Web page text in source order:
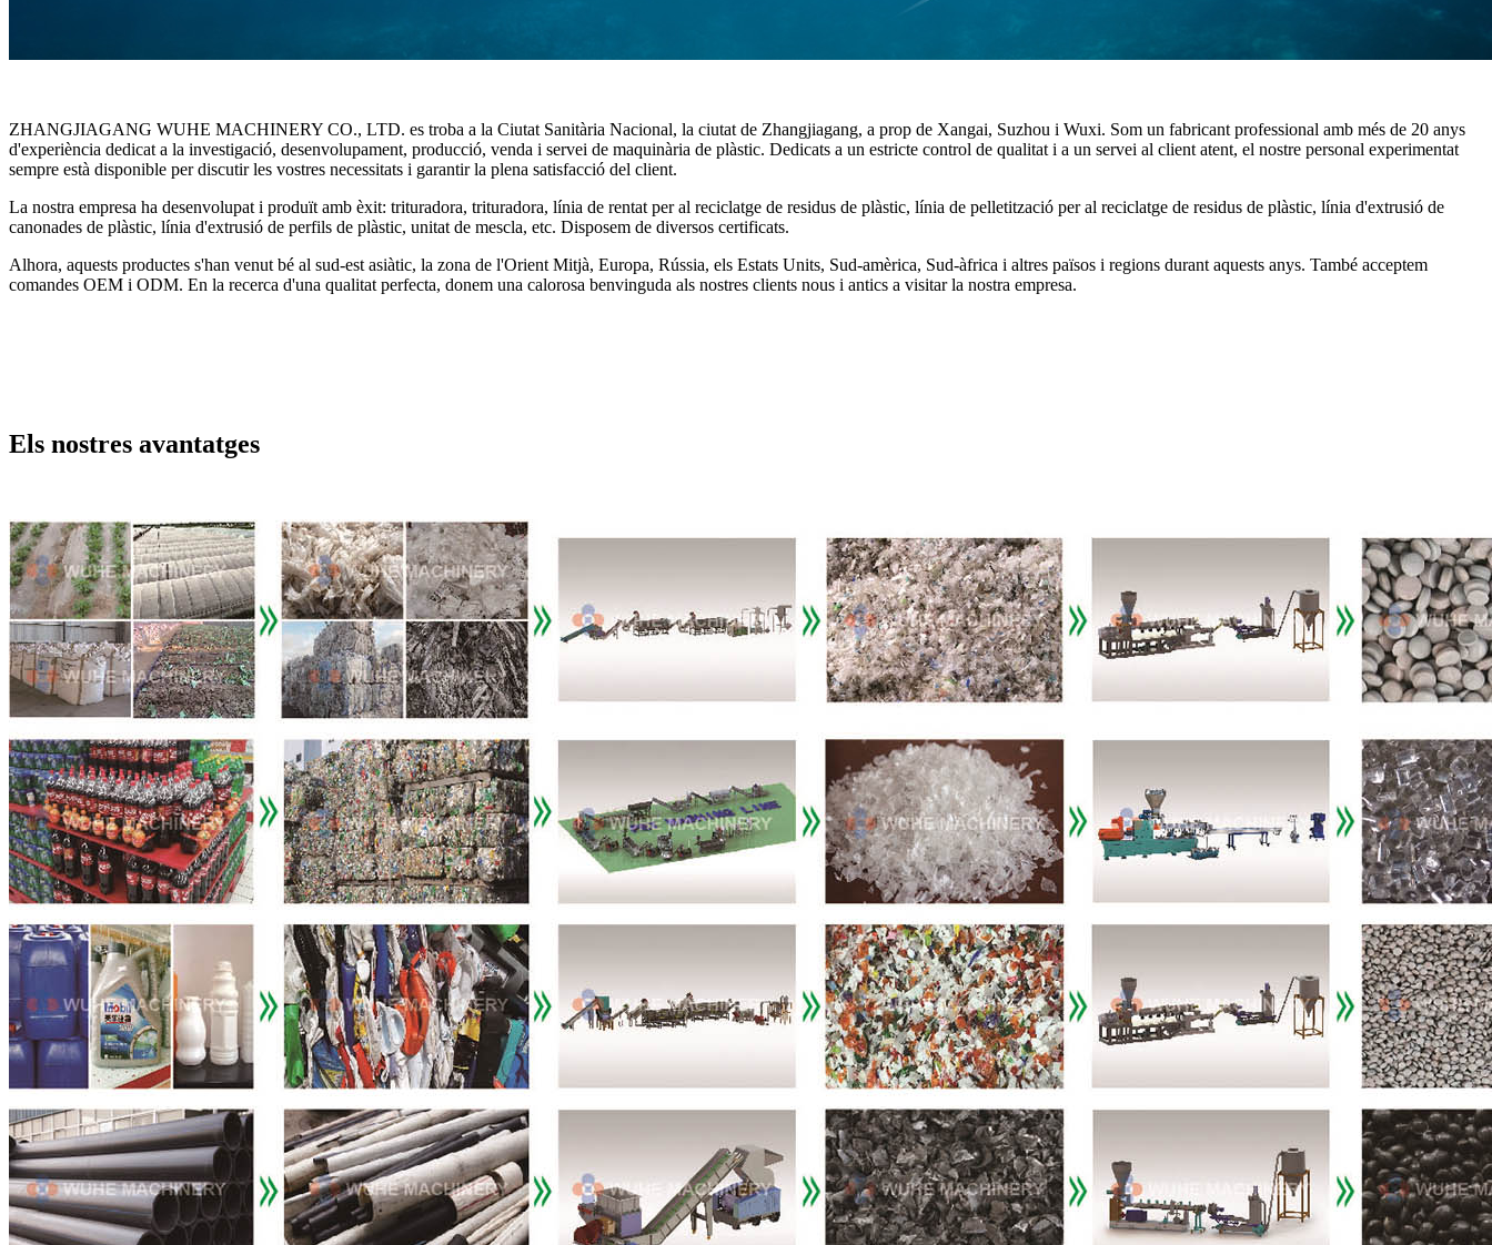
ZHANGJIAGANG WUHE MACHINERY CO., LTD. es troba a la Ciutat Sanitària Nacional, la ciutat de Zhangjiagang, a prop de Xangai, Suzhou i Wuxi. Som un fabricant professional amb més de 20 anys
d'experiència dedicat a la investigació, desenvolupament, producció, venda i servei de maquinària de plàstic. Dedicats a un estricte control de qualitat i a un servei al client atent, el nostre personal experimentat
sempre està disponible per discutir les vostres necessitats i garantir la plena satisfacció del client.
La nostra empresa ha desenvolupat i produït amb èxit: trituradora, trituradora, línia de rentat per al reciclatge de residus de plàstic, línia de pelletització per al reciclatge de residus de plàstic, línia d'extrusió de
canonades de plàstic, línia d'extrusió de perfils de plàstic, unitat de mescla, etc. Disposem de diversos certificats.
Alhora, aquests productes s'han venut bé al sud-est asiàtic, la zona de l'Orient Mitjà, Europa, Rússia, els Estats Units, Sud-amèrica, Sud-àfrica i altres països i regions durant aquests anys. També acceptem
comandes OEM i ODM. En la recerca d'una qualitat perfecta, donem una calorosa benvinguda als nostres clients nous i antics a visitar la nostra empresa.
Els nostres avantatges